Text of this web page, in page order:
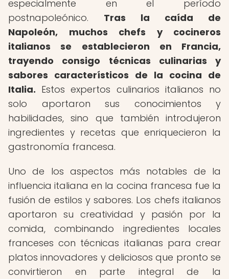
especialmente en el período
postnapoleónico. Tras la caída de
Napoleón, muchos chefs y cocineros
italianos se establecieron en Francia,
trayendo consigo técnicas culinarias y
sabores característicos de la cocina de
Italia. Estos expertos culinarios italianos no
solo aportaron sus conocimientos y
habilidades, sino que también introdujeron
ingredientes y recetas que enriquecieron la
gastronomía francesa.
Uno de los aspectos más notables de la
influencia italiana en la cocina francesa fue la
fusión de estilos y sabores. Los chefs italianos
aportaron su creatividad y pasión por la
comida, combinando ingredientes locales
franceses con técnicas italianas para crear
platos innovadores y deliciosos que pronto se
convirtieron en parte integral de la